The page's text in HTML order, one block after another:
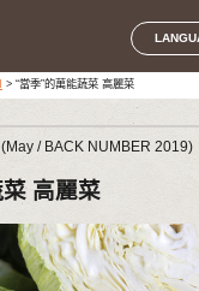
> “當季”的萬能蔬菜 高麗菜
/ BACK NUMBER 2019)
高麗菜